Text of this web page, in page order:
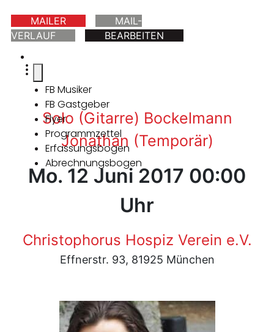
MAILER
MAIL-
VERLAUF
BEARBEITEN
FB Musiker
FB Gastgeber
Flyer
Programmzettel
Erfassungsbogen
Abrechnungsbogen
Solo (Gitarre) Bockelmann
Jonathan (Temporär)
Mo. 12 Juni 2017 00:00
Uhr
Christophorus Hospiz Verein e.V.
Effnerstr. 93, 81925 München